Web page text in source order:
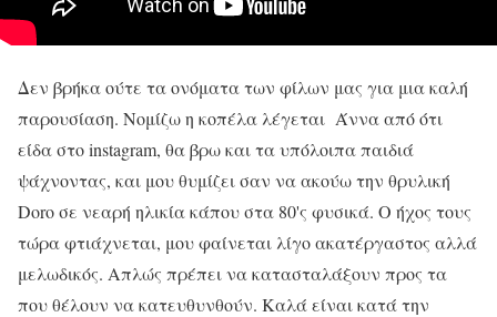
Δεν βρήκα ούτε τα ονόματα των φίλων μας για μια καλή
παρουσίαση. Νομίζω η κοπέλα λέγεται Άννα από ότι
είδα στο instagram, θα βρω και τα υπόλοιπα παιδιά
ψάχνοντας, και μου θυμίζει σαν να ακούω την θρυλική
Doro σε νεαρή ηλικία κάπου στα 80'ς φυσικά. Ο ήχος τους
τώρα φτιάχνεται, μου φαίνεται λίγο ακατέργαστος αλλά
μελωδικός. Απλώς πρέπει να κατασταλάξουν προς τα
που θέλουν να κατευθυνθούν. Καλά είναι κατά την